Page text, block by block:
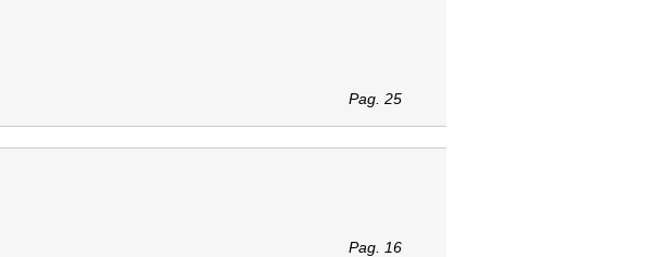
Pag. 25
Pag. 16